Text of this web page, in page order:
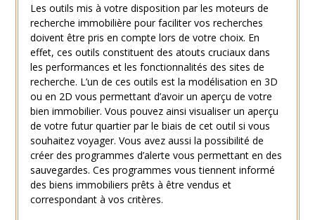
Les outils mis à votre disposition par les moteurs de
recherche immobilière pour faciliter vos recherches
doivent être pris en compte lors de votre choix. En
effet, ces outils constituent des atouts cruciaux dans
les performances et les fonctionnalités des sites de
recherche. L’un de ces outils est la modélisation en 3D
ou en 2D vous permettant d’avoir un aperçu de votre
bien immobilier. Vous pouvez ainsi visualiser un aperçu
de votre futur quartier par le biais de cet outil si vous
souhaitez voyager. Vous avez aussi la possibilité de
créer des programmes d’alerte vous permettant en des
sauvegardes. Ces programmes vous tiennent informé
des biens immobiliers prêts à être vendus et
correspondant à vos critères.